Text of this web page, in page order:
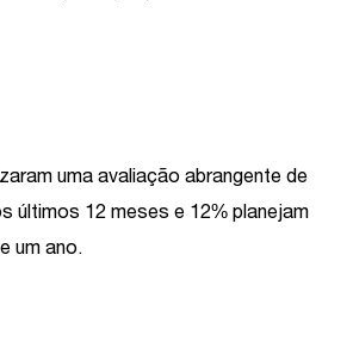
uma avaliação abrangente de
últimos 12 meses e 12% planejam
um ano.